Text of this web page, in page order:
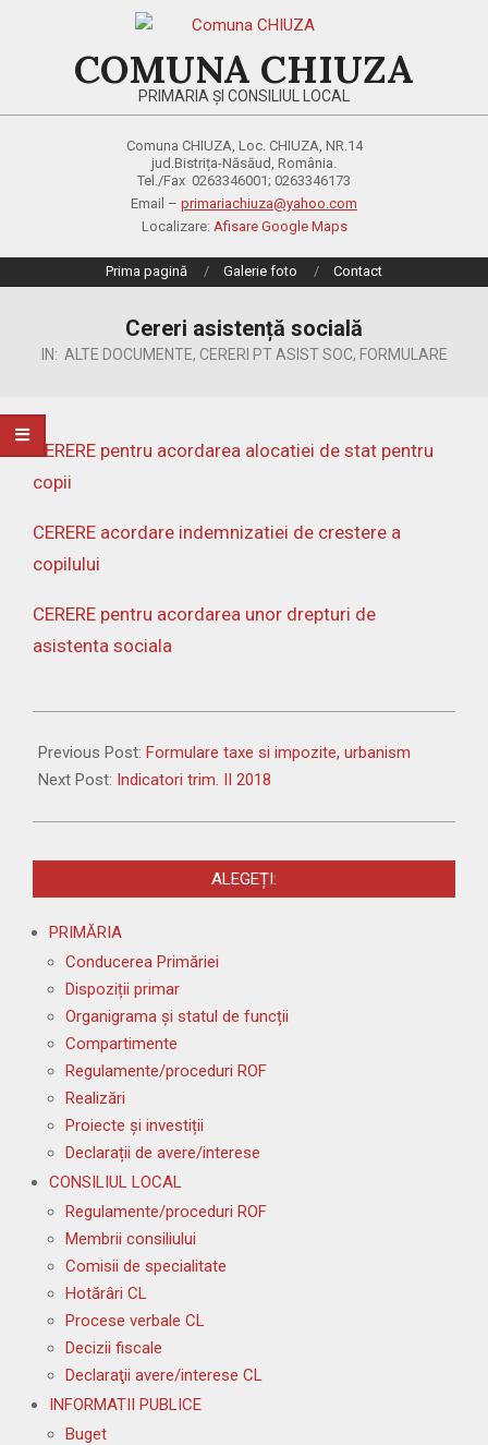
COMUNA CHIUZA
PRIMARIA ȘI CONSILIUL LOCAL
Comuna CHIUZA, Loc. CHIUZA, NR.14
jud.Bistrița-Năsăud, România.
Tel./Fax 0263346001; 0263346173
Email – primariachiuza@yahoo.com
Localizare: Afisare Google Maps
Prima pagină Galerie foto Contact
Cereri asistență socială
IN: ALTE DOCUMENTE, CERERI PT ASIST SOC, FORMULARE
CERERE pentru acordarea alocatiei de stat pentru
copii
CERERE acordare indemnizatiei de crestere a
copilului
CERERE pentru acordarea unor drepturi de
asistenta sociala
09-
10
Previous Post: Formulare taxe si impozite, urbanism
Next Post: Indicatori trim. II 2018
ALEGEȚI:
PRIMĂRIA
Conducerea Primăriei
Dispoziții primar
Organigrama și statul de funcții
Compartimente
Regulamente/proceduri ROF
Realizări
Proiecte și investiții
Declarații de avere/interese
CONSILIUL LOCAL
Regulamente/proceduri ROF
Membrii consiliului
Comisii de specialitate
Hotărâri CL
Procese verbale CL
Decizii fiscale
Declaraţii avere/interese CL
INFORMATII PUBLICE
Buget